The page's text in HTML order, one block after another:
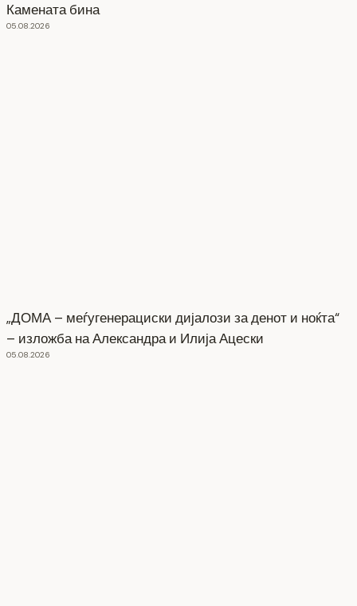
Камената бина
05.08.2026
„ДОМА – меѓугенерациски дијалози за денот и ноќта“
– изложба на Александра и Илија Ацески
05.08.2026